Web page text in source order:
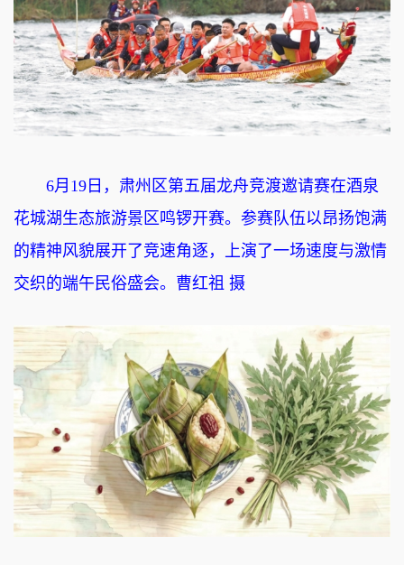
6月19日，肃州区第五届龙舟竞渡邀请赛在酒泉
花城湖生态旅游景区鸣锣开赛。参赛队伍以昂扬饱满
的精神风貌展开了竞速角逐，上演了一场速度与激情
交织的端午民俗盛会。曹红祖 摄